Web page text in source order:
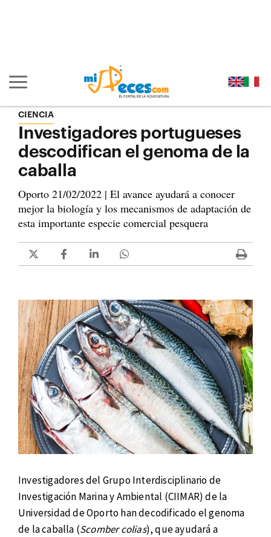
Mostrar/ocultar navegación principal
CIENCIA
Investigadores portugueses
descodifican el genoma de la
caballa
Oporto 21/02/2022 | El avance ayudará a conocer
mejor la biología y los mecanismos de adaptación de
esta importante especie comercial pesquera
Investigadores del Grupo Interdisciplinario de
Investigación Marina y Ambiental (CIIMAR) de la
Universidad de Oporto han decodificado el genoma
de la caballa (Scomber colias), que ayudará a